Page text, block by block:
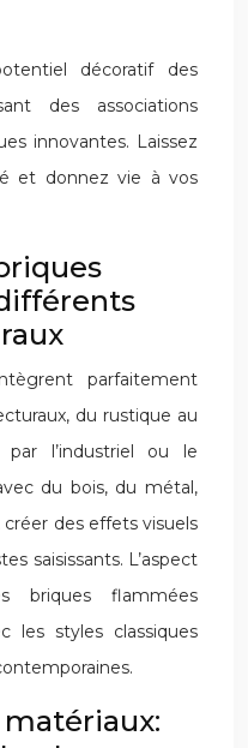
décoratif des
des associations
innovantes. Laissez
et donnez vie à vos
parfaitement
du rustique au
par l’industriel ou le
du bois, du métal,
des effets visuels
saisissants. L’aspect
briques flammées
les styles classiques